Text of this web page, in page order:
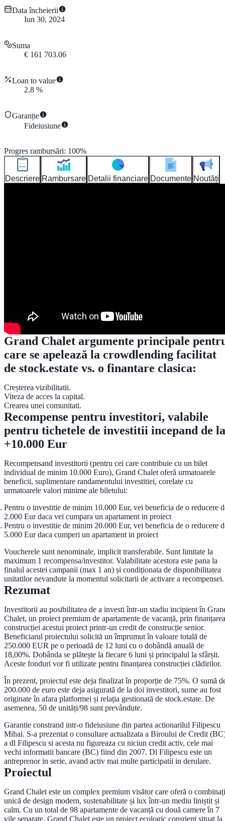
Data încheierii
Iun 30, 2024
Suma
€ 161 703.06
Loan to value
2.8 %
Garanție
Fideiusiune
Progres rambursări: 100%
Descriere Rambursare Detalii financiare Documente Noutăți
Grand Chalet argumente principale
care se apelează la crowdlending facilitat
de stock.estate vs. o finantare clasica:
Creșterea vizibilitatii.
Viteza de acces la capital.
Crearea unei comunitati.
Recompense pentru investitori, valabile
pentru tichetele de investitii incepand de la
+10.000 Eur
Recompensand investitorii (pentru cei care contribuie cu un bilet
individual de minim 10.000 Euro), Grand Chalet oferă urmatoarele
beneficii, suplimentare randamentului investitiei, corelate cu
urmatoarele valori minime ale biletului:
Pentru o investitie de minim 10.000 Eur, vei beneficia de o reducere
2.000 Eur daca vei cumpara un apartament in proiect
Pentru o investitie de minim 20.000 Eur, vei beneficia de o reducere
5.000 Eur daca cumperi un apartament in proiect
Voucherele sunt nenominale, implicit transferabile. Sunt limitate la
maximum 1 recompensa/investitor. Valabilitate acestora este pana la
finalul acestei campanii (max 1 an) și condiționata de disponibilitatea
unitatilor nevandute la momentul solicitarii de activare a recompensei.
Rezumat
Investitorii au posibilitatea de a investi într-un stadiu incipient în
Chalet, un proiect premium de apartamente de vacanță, prin finanțarea
construcției acestui proiect printr-un credit de construcție senior.
Beneficiarul proiectului solicită un împrumut în valoare totală de
250.000 EUR pe o perioadă de 12 luni cu o dobândă anuală de
18,00%. Dobânda se plătește la fiecare 6 luni și principalul la sfârșit.
Aceste fonduri vor fi utilizate pentru finanțarea construcției clădirilor.
În prezent, proiectul este deja finalizat în proporție de 75%. O sumă
200.000 de euro este deja asigurată de la doi investitori, sume au fost
originate în afara platformei și relația gestionată de stock.estate. De
asemenea, 50 de unități/98 sunt prevândute.
Garantie constrand intr-o fideiusiune din partea actionarilul Filipescu
Mihai. S-a prezentat o consultare actualizata a Biroului de Credit
a dl Filipescu si acesta nu figureaza cu niciun credit activ, cele mai
vechi informatii bancare (BC) fiind din 2007. Dl Filipescu este un
antreprenor in serie, avand activ mai multe participatii in derulare.
Proiectul
Grand Chalet este un complex premium visător care oferă o
unică de design modern, sustenabilitate și lux într-un mediu liniștit și
calm. Cu un total de 98 apartamente de vacanță cu două camere în 7
vile separate, Grand Chalet este un proiect ecologic conștient situat la